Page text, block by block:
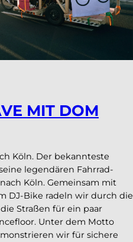
MIT DOM
Köln. Der bekannteste
legendären Fahrrad-
nach Köln. Gemeinsam mit
DJ-Bike radeln wir durch die
Straßen für ein paar
Unter dem Motto
wir für sichere